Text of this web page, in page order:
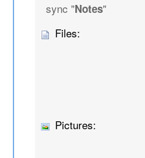
sync "Notes"
Files:
Pictures: